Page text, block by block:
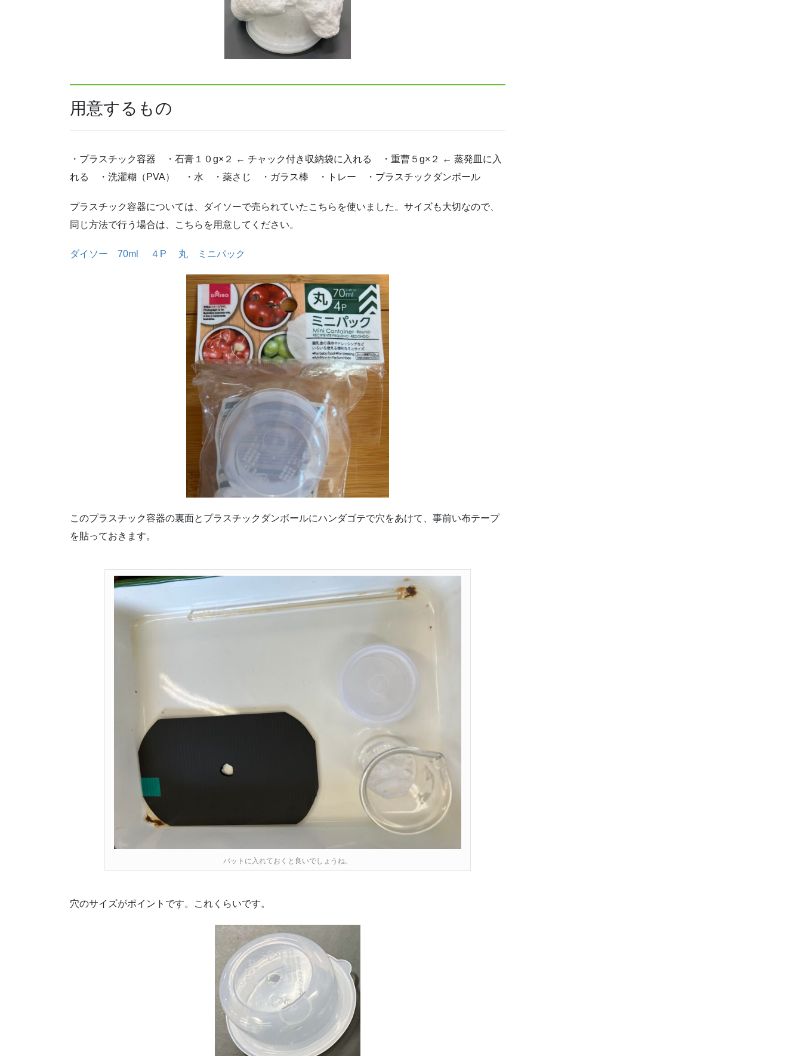
用意するもの
・プラスチック容器 ・石膏１０g×２ ← チャック付き収納袋に入れる ・重曹５g×２ ← 蒸発皿に入
れる ・洗濯糊（PVA） ・水 ・薬さじ ・ガラス棒 ・トレー ・プラスチックダンボール
プラスチック容器については、ダイソーで売られていたこちらを使いました。サイズも大切なので、
同じ方法で行う場合は、こちらを用意してください。
ダイソー 70ml ４P 丸 ミニパック
このプラスチック容器の裏面とプラスチックダンボールにハンダゴテで穴をあけて、事前い布テープ
を貼っておきます。
バットに入れておくと良いでしょうね。
穴のサイズがポイントです。これくらいです。